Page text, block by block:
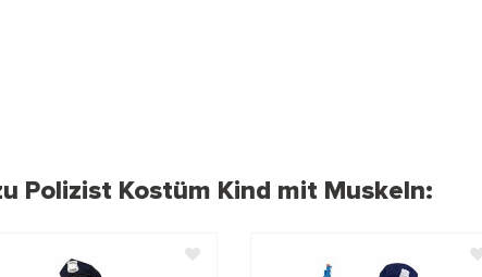
Polizist Kostüm Kind mit Muskeln: